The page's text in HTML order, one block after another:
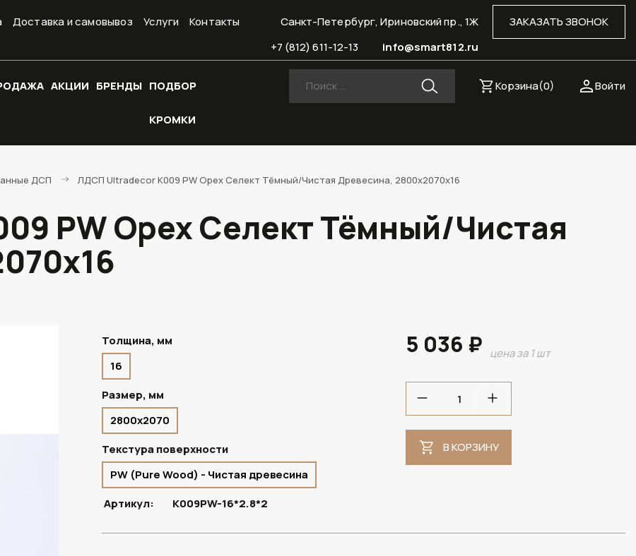
Доставка и самовывоз Услуги Контакты ЗАКАЗАТЬ ЗВОНОК
Санкт-Петербург, Ириновский пр., 1Ж
info@smart812.ru
+7 (812) 611-12-13
АКЦИИ БРЕНДЫ ПОДБОР
КРОМКИ
Войти
Корзина(0)
ДСП ЛДСП Ultradecor K009 PW Орех Селект Тёмный/Чистая Древесина, 2800х2070х16
PW Орех Селект Тёмный/Чистая
В НАЛИЧИИ
Толщина, мм
16
Размер, мм
2800х2070
Текстура поверхности
PW (Pure Wood) - Чистая древесина
Артикул:
K009PW-16*2.8*2
5 036 ₽ цена за 1 шт
В КОРЗИНУ